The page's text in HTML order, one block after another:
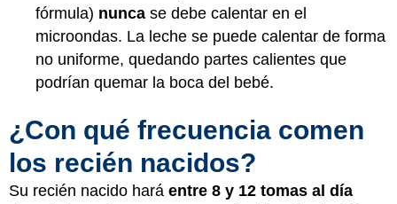
fórmula) nunca se debe calentar en el
microondas. La leche se puede calentar de forma
no uniforme, quedando partes calientes que
podrían quemar la boca del bebé.
¿Con qué frecuencia comen
los recién nacidos?
Su recién nacido hará entre 8 y 12 tomas al día